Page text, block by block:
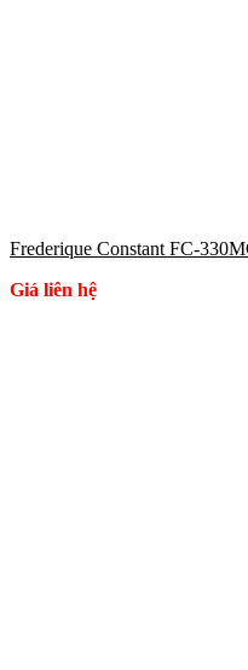
Frederique Constant FC-
Giá liên hệ